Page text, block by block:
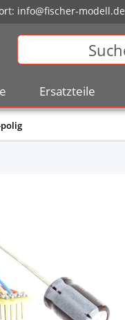
info@fischer-modell.de
Ersatzteile